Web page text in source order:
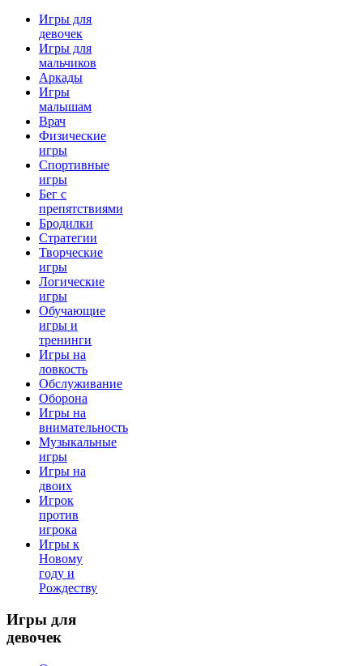
Игры для
девочек
Игры для
мальчиков
Аркады
Игры
малышам
Врач
Физические
игры
Спортивные
игры
Бег с
препятствиями
Бродилки
Стратегии
Творческие
игры
Логические
игры
Обучающие
игры и
тренинги
Игры на
ловкость
Обслуживание
Оборона
Игры на
внимательность
Музыкальные
игры
Игры на
двоих
Игрок
против
игрока
Игры к
Новому
году и
Рождеству
Игры для
девочек